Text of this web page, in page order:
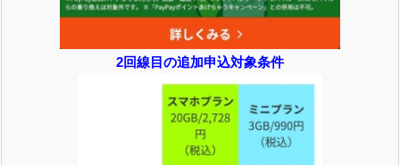
2回線目の追加申込対象条件